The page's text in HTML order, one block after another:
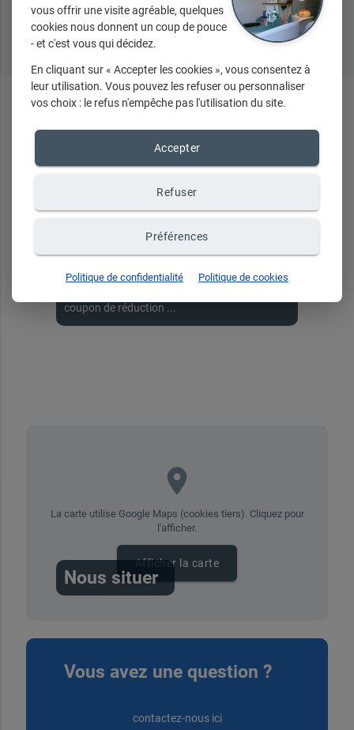
Tous nos produits
En cemoment...
actualité par email
coupon de réduction ...
place
La carte utilise Google Maps (cookies tiers). Cliquez pour
l'afficher.
Afficher la carte
Nous situer
Vous avez une question ?
contactez-nous ici
vous offrir une visite agréable, quelques
cookies nous donnent un coup de pouce
- et c'est vous qui décidez.
En cliquant sur « Accepter les cookies », vous consentez à
leur utilisation. Vous pouvez les refuser ou personnaliser
vos choix : le refus n'empêche pas l'utilisation du site.
Accepter
Refuser
Préférences
Politique de confidentialité Politique de cookies